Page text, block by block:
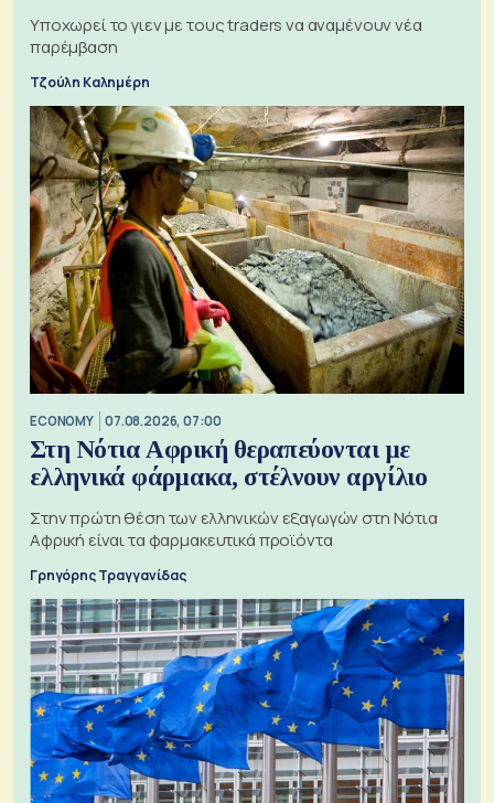
Υποχωρεί το γιεν με τους traders να αναμένουν νέα
παρέμβαση
Τζούλη Καλημέρη
ECONOMY 07.08.2026, 07:00
Στη Νότια Αφρική θεραπεύονται με
ελληνικά φάρμακα, στέλνουν αργίλιο
Στην πρώτη θέση των ελληνικών εξαγωγών στη Νότια
Αφρική είναι τα φαρμακευτικά προϊόντα
Γρηγόρης Τραγγανίδας